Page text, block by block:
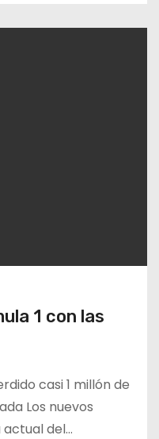
1 con las
casi 1 millón de
Los nuevos
del…